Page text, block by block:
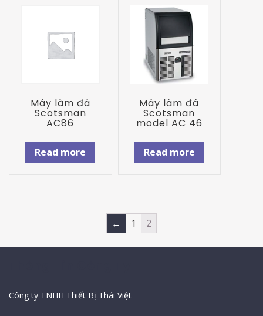
Máy làm đá
Scotsman
AC86
Read more
Máy làm đá
Scotsman
model AC 46
Read more
← 1 2
Công ty TNHH Thiết Bị Thái Việt